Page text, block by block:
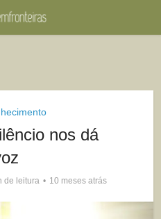
nos dá
de leitura 10 meses atrás